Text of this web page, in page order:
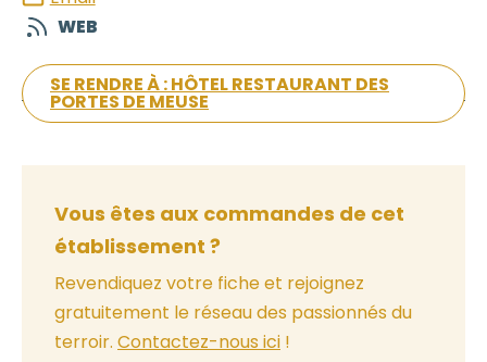
WEB
SE RENDRE À : HÔTEL RESTAURANT DES
PORTES DE MEUSE
Vous êtes aux commandes de cet
établissement ?
Revendiquez votre fiche et rejoignez
gratuitement le réseau des passionnés du
terroir. Contactez-nous ici !